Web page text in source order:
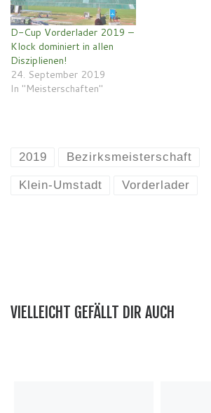
D-Cup Vorderlader 2019 –
Klock dominiert in allen
Disziplienen!
24. September 2019
In "Meisterschaften"
2019 Bezirksmeisterschaft
Klein-Umstadt Vorderlader
VIELLEICHT GEFÄLLT DIR AUCH